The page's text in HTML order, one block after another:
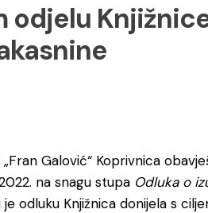
odjelu
Galović“ Koprivnica
na snagu stupa Odluka o
je odluku Knjižnica donijela s